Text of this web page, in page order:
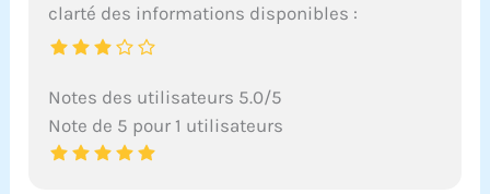
clarté des informations disponibles :
Notes des utilisateurs 5.0/5
Note de 5 pour 1 utilisateurs